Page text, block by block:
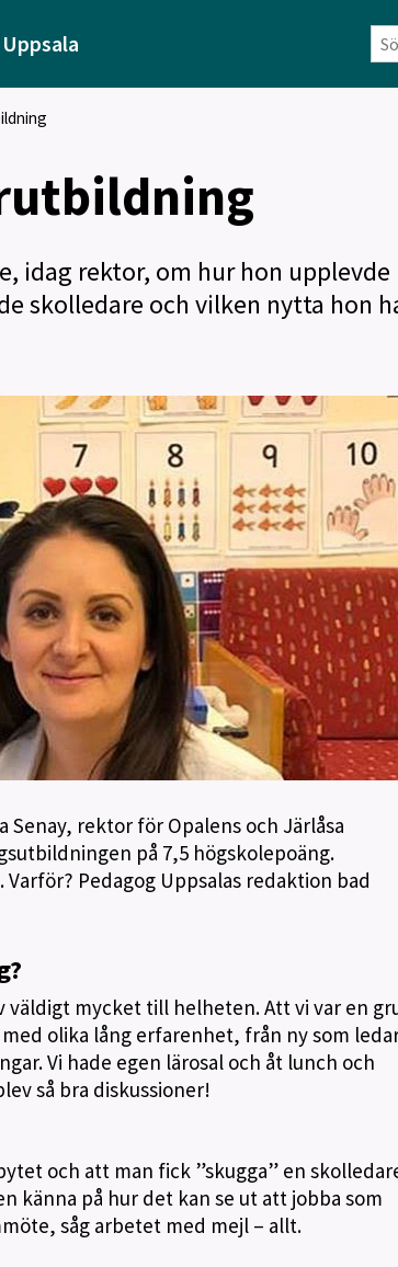
idag rektor, om hur hon upplevde
skolledare och vilken nytta hon
Senay, rektor för Opalens och Järlåsa
på 7,5 högskolepoäng.
Pedagog Uppsalas redaktion bad
väldigt mycket till helheten. Att vi var en
olika lång erfarenhet, från ny som
Vi hade egen lärosal och åt lunch och
så bra diskussioner!
och att man fick ”skugga” en
känna på hur det kan se ut att jobba som
såg arbetet med mejl – allt.